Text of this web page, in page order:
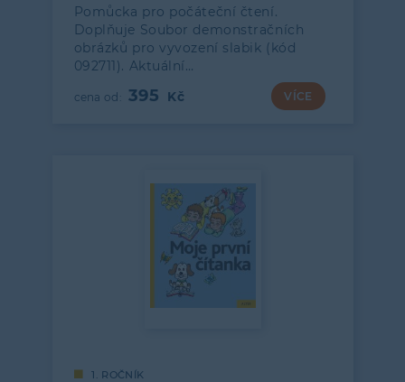
Pomůcka pro počáteční čtení.
Doplňuje Soubor demonstračních
obrázků pro vyvození slabik (kód
092711). Aktuální…
395 VÍCE
1. ROČNÍK